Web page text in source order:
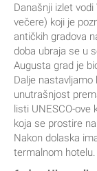
Današnji izlet
večere) koji je
antičkih gradova
doba ubraja se u
Augusta grad je
Dalje nastavljamo
unutrašnjost
listi UNESCO-ove
koja se prostire
Nakon dolaska
termalnom